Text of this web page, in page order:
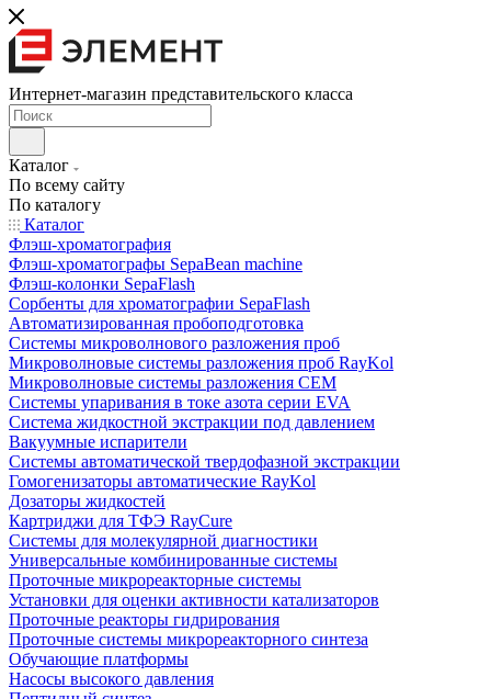
Интернет-магазин представительского класса
Каталог
По всему сайту
По каталогу
Каталог
Флэш-хроматография
Флэш-хроматографы SepaBean machine
Флэш-колонки SepaFlash
Сорбенты для хроматографии SepaFlash
Автоматизированная пробоподготовка
Системы микроволнового разложения проб
Микроволновые системы разложения проб RayKol
Микроволновые системы разложения CEM
Системы упаривания в токе азота серии EVA
Система жидкостной экстракции под давлением
Вакуумные испарители
Системы автоматической твердофазной экстракции
Гомогенизаторы автоматические RayKol
Дозаторы жидкостей
Картриджи для ТФЭ RayCure
Системы для молекулярной диагностики
Универсальные комбинированные системы
Проточные микрореакторные системы
Установки для оценки активности катализаторов
Проточные реакторы гидрирования
Проточные системы микрореакторного синтеза
Обучающие платформы
Насосы высокого давления